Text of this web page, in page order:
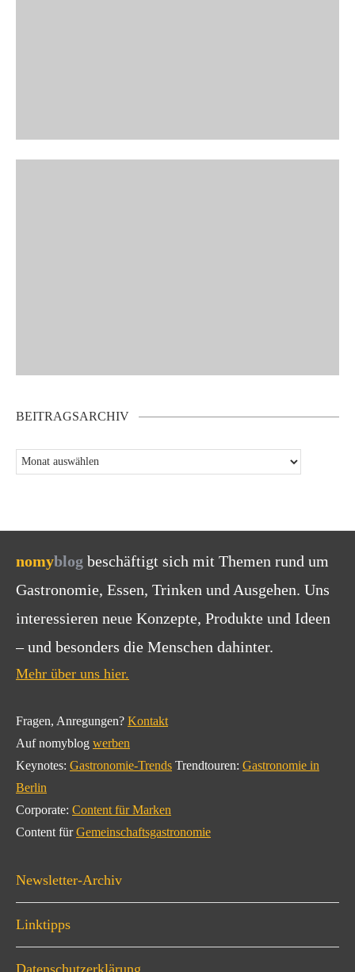
BEITRAGSARCHIV
nomyblog beschäftigt sich mit Themen rund um
Gastronomie, Essen, Trinken und Ausgehen. Uns
interessieren neue Konzepte, Produkte und Ideen
– und besonders die Menschen dahinter.
Mehr über uns hier.
Fragen, Anregungen? Kontakt
Auf nomyblog werben
Keynotes: Gastronomie-Trends Trendtouren: Gastronomie in
Berlin
Corporate: Content für Marken
Content fürGemeinschaftsgastronomie
Newsletter-Archiv
Linktipps